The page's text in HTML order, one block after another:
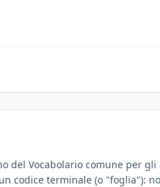
del Vocabolario comune per
codice terminale (o "foglia"):